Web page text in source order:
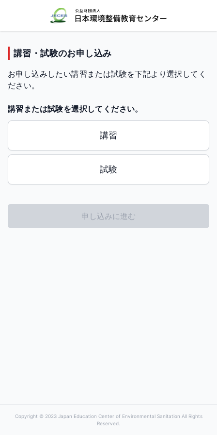
講習・試験のお申し込み
お申し込みしたい講習または試験を下記より選択してく
ださい。
講習または試験を選択してください。
試験/講習 選択
講習
試験
申し込みに進む
Copyright © 2023 Japan Education Center of Environmental Sanitation All Rights
Reserved.